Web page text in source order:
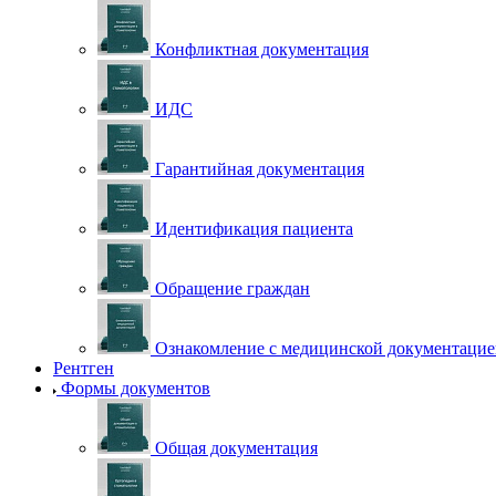
Конфликтная документация
ИДС
Гарантийная документация
Идентификация пациента
Обращение граждан
Ознакомление с медицинской
Рентген
Формы документов
Общая документация